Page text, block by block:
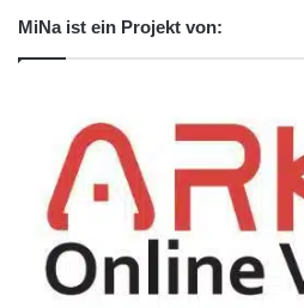
MiNa ist ein Projekt von: